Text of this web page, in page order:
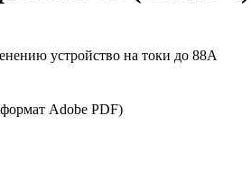
устройство на токи до 88А
Adobe PDF)